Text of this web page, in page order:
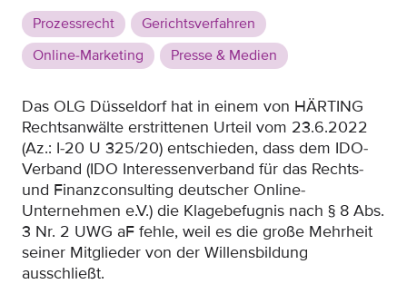
Prozessrecht
Gerichtsverfahren
Online-Marketing
Presse & Medien
Das OLG Düsseldorf hat in einem von HÄRTING
Rechtsanwälte erstrittenen Urteil vom 23.6.2022
(Az.: I-20 U 325/20) entschieden, dass dem IDO-
Verband (IDO Interessenverband für das Rechts-
und Finanzconsulting deutscher Online-
Unternehmen e.V.) die Klagebefugnis nach § 8 Abs.
3 Nr. 2 UWG aF fehle, weil es die große Mehrheit
seiner Mitglieder von der Willensbildung
ausschließt.